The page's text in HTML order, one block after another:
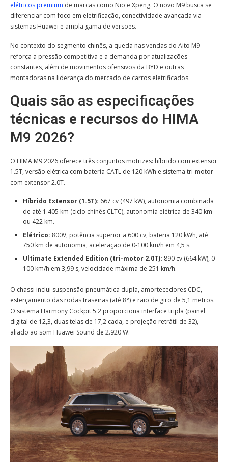
elétricos premium de marcas como Nio e Xpeng. O novo M9 busca se
diferenciar com foco em eletrificação, conectividade avançada via
sistemas Huawei e ampla gama de versões.
No contexto do segmento chinês, a queda nas vendas do Aito M9
reforça a pressão competitiva e a demanda por atualizações
constantes, além de movimentos ofensivos da BYD e outras
montadoras na liderança do mercado de carros eletrificados.
Quais são as especificações
técnicas e recursos do HIMA
M9 2026?
O HIMA M9 2026 oferece três conjuntos motrizes: híbrido com extensor
1.5T, versão elétrica com bateria CATL de 120 kWh e sistema tri-motor
com extensor 2.0T.
Híbrido Extensor (1.5T): 667 cv (497 kW), autonomia combinada
de até 1.405 km (ciclo chinês CLTC), autonomia elétrica de 340 km
ou 422 km.
Elétrico: 800V, potência superior a 600 cv, bateria 120 kWh, até
750 km de autonomia, aceleração de 0-100 km/h em 4,5 s.
Ultimate Extended Edition (tri-motor 2.0T): 890 cv (664 kW), 0-
100 km/h em 3,99 s, velocidade máxima de 251 km/h.
O chassi inclui suspensão pneumática dupla, amortecedores CDC,
esterçamento das rodas traseiras (até 8°) e raio de giro de 5,1 metros.
O sistema Harmony Cockpit 5.2 proporciona interface tripla (painel
digital de 12,3, duas telas de 17,2 cada, e projeção retrátil de 32),
aliado ao som Huawei Sound de 2.920 W.